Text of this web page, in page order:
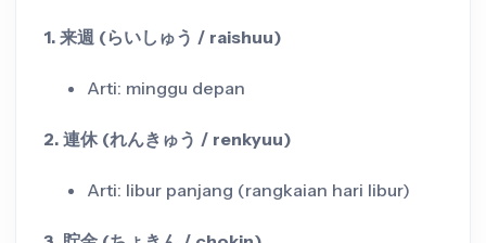
1. 来週 (らいしゅう / raishuu)
Arti: minggu depan
2. 連休 (れんきゅう / renkyuu)
Arti: libur panjang (rangkaian hari libur)